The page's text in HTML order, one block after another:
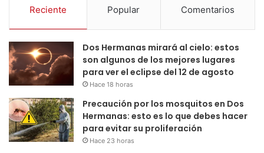
Reciente Popular Comentarios
Dos Hermanas mirará al cielo: estos
son algunos de los mejores lugares
para ver el eclipse del 12 de agosto
Hace 18 horas
Precaución por los mosquitos en Dos
Hermanas: esto es lo que debes hacer
para evitar su proliferación
Hace 23 horas